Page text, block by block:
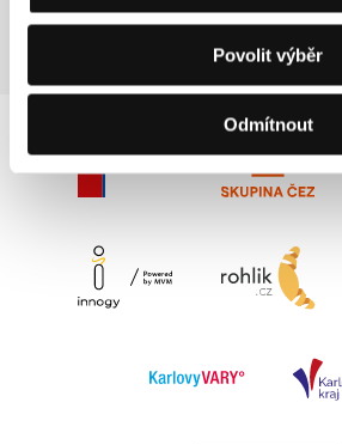
Povolit výběr
Odmítnout